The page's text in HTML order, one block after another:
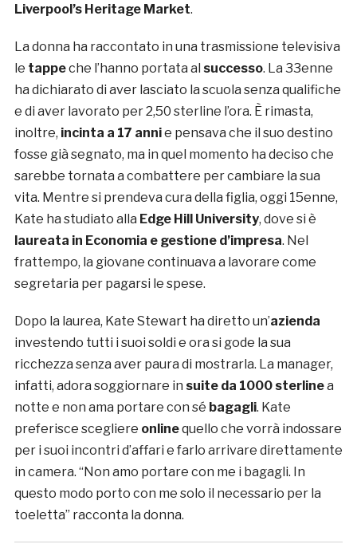
Liverpool’s Heritage Market.
La donna ha raccontato in una trasmissione televisiva
le tappeche l’hanno portata al successo. La 33enne
ha dichiarato di aver lasciato la scuola senza qualifiche
e di aver lavorato per 2,50 sterline l’ora. È rimasta,
inoltre, incinta a 17 annie pensava che il suo destino
fosse già segnato, ma in quel momento ha deciso che
sarebbe tornata a combattere per cambiare la sua
vita. Mentre si prendeva cura della figlia, oggi 15enne,
Kate ha studiato alla Edge Hill University, dove si è
laureata in Economia e gestione d’impresa. Nel
frattempo, la giovane continuava a lavorare come
segretaria per pagarsi le spese.
Dopo la laurea, Kate Stewart ha diretto un’azienda
investendo tutti i suoi soldi e ora si gode la sua
ricchezza senza aver paura di mostrarla. La manager,
infatti, adora soggiornare in suite da 1000 sterlinea
notte e non ama portare con sé bagagli. Kate
preferisce scegliere onlinequello che vorrà indossare
per i suoi incontri d’affari e farlo arrivare direttamente
in camera. “Non amo portare con me i bagagli. In
questo modo porto con me solo il necessario per la
toeletta” racconta la donna.